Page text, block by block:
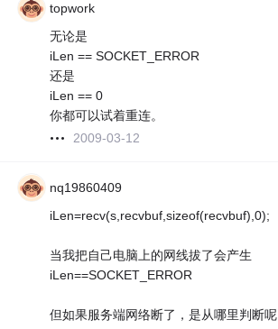
topwork
无论是
iLen == SOCKET_ERROR
还是
iLen == 0
你都可以试着重连。
2009-03-12
nq19860409
iLen=recv(s,recvbuf,sizeof(recvbuf),0);
当我把自己电脑上的网线拔了会产生
iLen==SOCKET_ERROR
但如果服务端网络断了，是从哪里判断呢